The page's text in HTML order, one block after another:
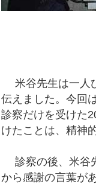
米谷先生は一人
伝えました。今回
診察だけを受けた
けたことは、精神
診察の後、米谷
から感謝の言葉が